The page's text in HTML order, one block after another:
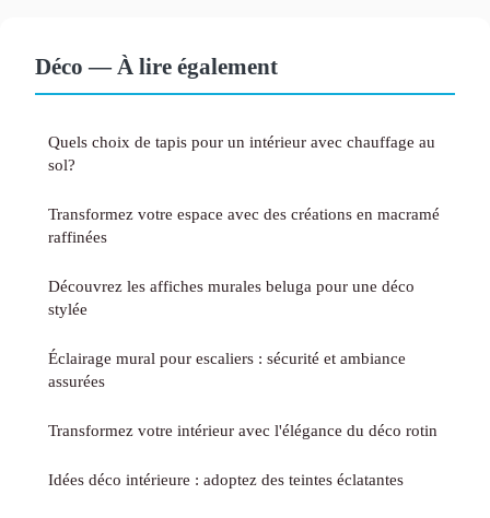
Déco — À lire également
Quels choix de tapis pour un intérieur avec chauffage au
sol?
Transformez votre espace avec des créations en macramé
raffinées
Découvrez les affiches murales beluga pour une déco
stylée
Éclairage mural pour escaliers : sécurité et ambiance
assurées
Transformez votre intérieur avec l'élégance du déco rotin
Idées déco intérieure : adoptez des teintes éclatantes